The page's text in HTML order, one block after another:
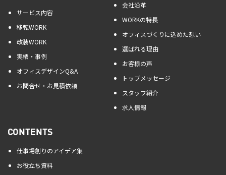
サービス内容
移転WORK
改装WORK
実績・事例
オフィスデザインQ&A
お問合せ・お見積依頼
会社沿革
WORKの特長
オフィスづくりに込めた想い
選ばれる理由
お客様の声
トップメッセージ
スタッフ紹介
求人情報
CONTENTS
仕事場創りのアイデア集
お役立ち資料